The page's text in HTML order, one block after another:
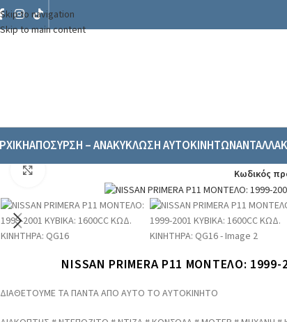
Skip to navigation
Skip to main content
ΑΠΟΣΥΡΣΗ – ΑΝΑΚΥΚΛΩΣΗ ΑΥΤΟΚΙΝΗΤΩΝ
Κωδικός
NISSAN PRIMERA P11 ΜΟΝΤΕΛΟ:
ΔΙΑΘΕΤΟΥΜΕ ΤΑ ΠΑΝΤΑ ΑΠΟ ΑΥΤΟ ΤΟ ΑΥΤΟΚΙΝΗΤΟ